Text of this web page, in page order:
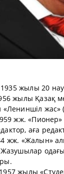
жылы 20
жылы Қазақ
жас»
жж.
аға
жж. «Жалын»
Жазушылар
жылы